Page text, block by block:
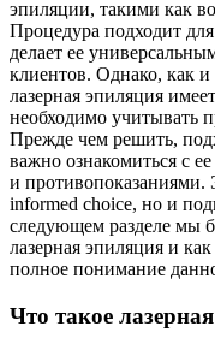
эпиляции, такими как
Процедура подходит
делает ее
клиентов. Однако, как и
лазерная эпиляция
необходимо учитывать
Прежде чем решить,
важно ознакомиться с
и противопоказаниями.
informed choice, но и
следующем разделе мы
лазерная эпиляция и
полное понимание
Что такое